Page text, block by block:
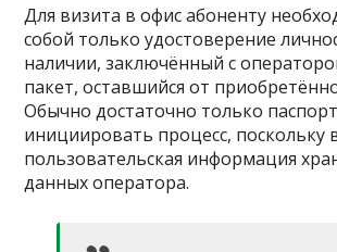
Для визита в офис абоненту
собой только удостоверение
наличии, заключённый с
пакет, оставшийся от
Обычно достаточно только
инициировать процесс, поскольку
пользовательская информация
данных оператора.